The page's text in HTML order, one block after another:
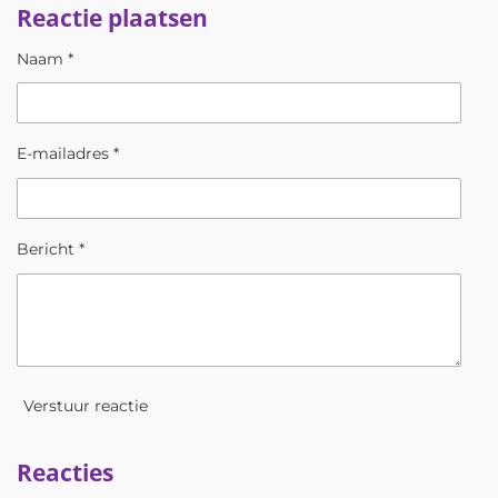
e
n
l
e
n
Reactie plaatsen
Naam *
E-mailadres *
Bericht *
Verstuur reactie
Reacties